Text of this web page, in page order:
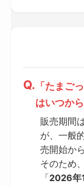
「たまご
はいつか
販売期間
が、一般
売開始か
そのため
「2026年